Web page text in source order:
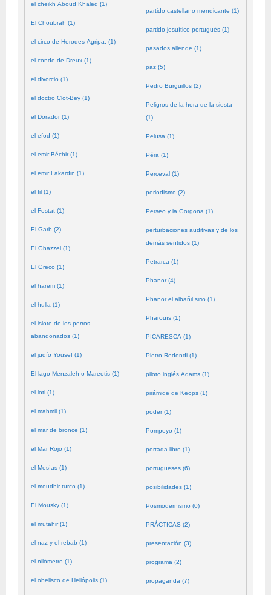
el cheikh Aboud Khaled (1)
El Choubrah (1)
el circo de Herodes Agripa. (1)
el conde de Dreux (1)
el divorcio (1)
el doctro Clot-Bey (1)
el Dorador (1)
el efod (1)
el emir Béchir (1)
el emir Fakardin (1)
el fil (1)
el Fostat (1)
El Garb (2)
El Ghazzel (1)
El Greco (1)
el harem (1)
el hulla (1)
el islote de los perros
abandonados (1)
el judío Yousef (1)
El lago Menzaleh o Mareotis (1)
el loti (1)
el mahmil (1)
el mar de bronce (1)
el Mar Rojo (1)
el Mesías (1)
el moudhir turco (1)
El Mousky (1)
el mutahir (1)
el naz y el rebab (1)
el nilómetro (1)
el obelisco de Heliópolis (1)
partido castellano mendicante (1)
partido jesuítico portugués (1)
pasados allende (1)
paz (5)
Pedro Burguillos (2)
Peligros de la hora de la siesta
(1)
Pelusa (1)
Péra (1)
Perceval (1)
periodismo (2)
Perseo y la Gorgona (1)
perturbaciones auditivas y de los
demás sentidos (1)
Petrarca (1)
Phanor (4)
Phanor el albañil sirio (1)
Pharouïs (1)
PICARESCA (1)
Pietro Redondi (1)
piloto inglés Adams (1)
pirámide de Keops (1)
poder (1)
Pompeyo (1)
portada libro (1)
portugueses (6)
posibilidades (1)
Posmodernismo (0)
PRÁCTICAS (2)
presentación (3)
programa (2)
propaganda (7)